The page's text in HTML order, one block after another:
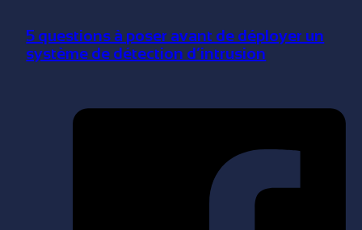
5 questions à poser avant de déployer un
système de détection d’intrusion